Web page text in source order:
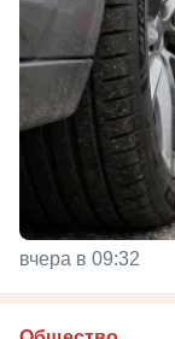
вчера в 09:32